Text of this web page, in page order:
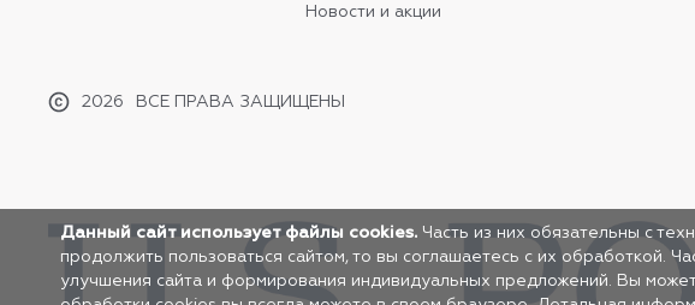
2026 ВСЕ ПРАВА ЗАЩИЩЕНЫ
Новости и акции
Данный сайт использует файлы cookies. Часть из них обязательны с
продолжить пользоваться сайтом, то вы соглашаетесь с их обработкой.
улучшения сайта и формирования индивидуальных предложений. Вы